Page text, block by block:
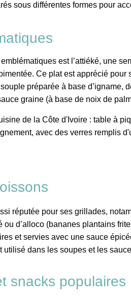
sous différentes formes pour
emblématiques est l’attiéké, une
Ce plat est apprécié
préparée à base
graine (à base de noix de
réputée pour ses grillades,
ou d’alloco (bananes plantains
et servies avec une sauce
utilisé dans les soupes et les
snacks populaires